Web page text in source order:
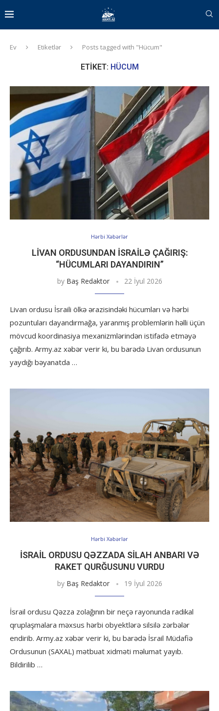
Ev Etiketlər Posts tagged with "Hücum"
ETIKET: HÜCUM
Hərbi Xəbərlər
LIVAN ORDUSUNDAN İSRAILƏ ÇAĞIRIŞ:
“HÜCUMLARI DAYANDIRIN”
by Baş Redaktor 22 İyul 2026
Livan ordusu İsraili ölkə ərazisindəki hücumları və hərbi
pozuntuları dayandırmağa, yaranmış problemlərin həlli üçün
mövcud koordinasiya mexanizmlərindən istifadə etməyə
çağırıb. Army.az xəbər verir ki, bu barədə Livan ordusunun
yaydığı bəyanatda …
Hərbi Xəbərlər
İSRAIL ORDUSU QƏZZADA SILAH ANBARI VƏ
RAKET QURĞUSUNU VURDU
by Baş Redaktor 19 İyul 2026
İsrail ordusu Qəzza zolağının bir neçə rayonunda radikal
qruplaşmalara məxsus hərbi obyektlərə silsilə zərbələr
endirib. Army.az xəbər verir ki, bu barədə İsrail Müdafiə
Ordusunun (SAXAL) mətbuat xidməti məlumat yayıb.
Bildirilib …